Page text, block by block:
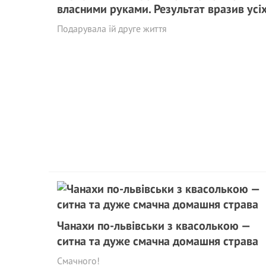
власними руками. Результат вpaзив
Подарувала їй друге життя
Чанахи по-львівськи з квасолькою —
ситна та дуже смачна домашня страва
Смачного!